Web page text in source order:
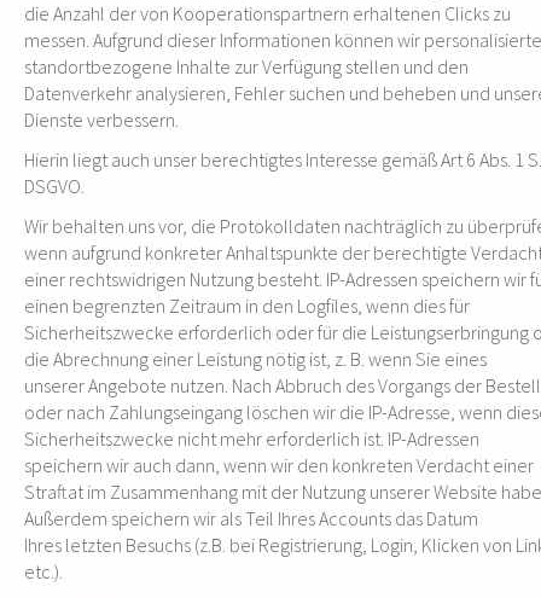
die Anzahl der von Kooperationspartnern erhaltenen Clicks zu
messen. Aufgrund dieser Informationen können wir
standortbezogene Inhalte zur Verfügung stellen und den
Datenverkehr analysieren, Fehler suchen und beheben und
Dienste verbessern.
Hierin liegt auch unser berechtigtes Interesse gemäß Art 6 Abs. 1
DSGVO.
Wir behalten uns vor, die Protokolldaten nachträglich zu
wenn aufgrund konkreter Anhaltspunkte der berechtigte
einer rechtswidrigen Nutzung besteht. IP-Adressen speichern wir
einen begrenzten Zeitraum in den Logfiles, wenn dies für
Sicherheitszwecke erforderlich oder für die Leistungserbringung
die Abrechnung einer Leistung nötig ist, z. B. wenn Sie eines
unserer Angebote nutzen. Nach Abbruch des Vorgangs der
oder nach Zahlungseingang löschen wir die IP-Adresse, wenn
Sicherheitszwecke nicht mehr erforderlich ist. IP-Adressen
speichern wir auch dann, wenn wir den konkreten Verdacht einer
Straftat im Zusammenhang mit der Nutzung unserer Website
Außerdem speichern wir als Teil Ihres Accounts das Datum
Ihres letzten Besuchs (z.B. bei Registrierung, Login, Klicken von
etc.).